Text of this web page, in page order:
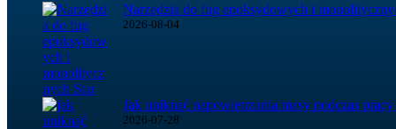
Narzędzia do fug epoksydowych i
2026-08-04
Jak uniknąć napowietrzania masy podczas pracy
2026-07-28